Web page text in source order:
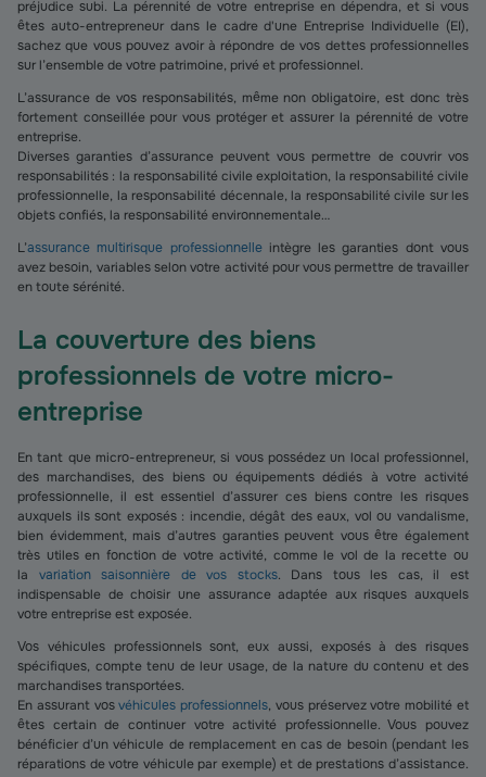
préjudice subi. La pérennité de votre entreprise en dépendra, et si vous
êtes auto-entrepreneur dans le cadre d'une Entreprise Individuelle (EI),
sachez que vous pouvez avoir à répondre de vos dettes professionnelles
sur l’ensemble de votre patrimoine, privé et professionnel.
L’assurance de vos responsabilités, même non obligatoire, est donc très
fortement conseillée pour vous protéger et assurer la pérennité de votre
entreprise.
Diverses garanties d’assurance peuvent vous permettre de couvrir vos
responsabilités : la responsabilité civile exploitation, la responsabilité civile
professionnelle, la responsabilité décennale, la responsabilité civile sur les
objets confiés, la responsabilité environnementale…
L’assurance multirisque professionnelleintègre les garanties dont vous
avez besoin, variables selon votre activité pour vous permettre de travailler
en toute sérénité.
La couverture des biens
professionnels de votre micro-
entreprise
En tant que micro-entrepreneur, si vous possédez un local professionnel,
des marchandises, des biens ou équipements dédiés à votre activité
professionnelle, il est essentiel d’assurer ces biens contre les risques
auxquels ils sont exposés : incendie, dégât des eaux, vol ou vandalisme,
bien évidemment, mais d’autres garanties peuvent vous être également
très utiles en fonction de votre activité, comme le vol de la recette ou
la variation saisonnière de vos stocks. Dans tous les cas, il est
indispensable de choisir une assurance adaptée aux risques auxquels
votre entreprise est exposée.
Vos véhicules professionnels sont, eux aussi, exposés à des risques
spécifiques, compte tenu de leur usage, de la nature du contenu et des
marchandises transportées.
En assurant vosvéhicules professionnels, vous préservez votre mobilité et
êtes certain de continuer votre activité professionnelle. Vous pouvez
bénéficier d’un véhicule de remplacement en cas de besoin (pendant les
réparations de votre véhicule par exemple) et de prestations d’assistance.